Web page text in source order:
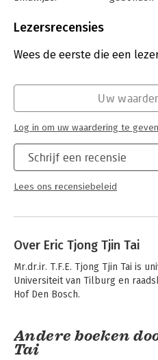
elk opzicht aan op de actuele
Asser-deel 7-IV Opdracht
essentiële bron van informatie
met deze overeenkomsten te
Uitgever:
Verschijningsdatum:
4-5-2026
Burgerlijk
Serie:
Lezersrecensies
Wees de eerste die een
Schrijf een recensie
Lees ons recensiebeleid
Uw
Log in om uw waardering te geven
Over Eric Tjong Tjin Tai
Mr.dr.ir. T.F.E. Tjong Tjin Tai is
Universiteit van Tilburg en
Hof Den Bosch.
Andere boeken
Tai